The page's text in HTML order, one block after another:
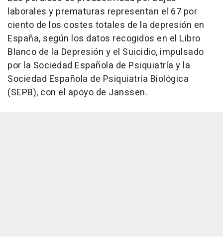
laborales y prematuras representan el 67 por
ciento de los costes totales de la depresión en
España, según los datos recogidos en el Libro
Blanco de la Depresión y el Suicidio, impulsado
por la Sociedad Española de Psiquiatría y la
Sociedad Española de Psiquiatría Biológica
(SEPB), con el apoyo de Janssen.